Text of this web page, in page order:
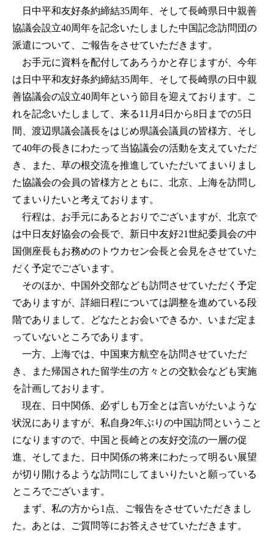
日中平和友好条約締結35周年、そして長崎県日中親善
協議会設立40周年を記念いたしました中国記念訪問団の
派遣について、ご報告をさせていただきます。
お手元に資料を配付してあろうかと存じますが、今年
は日中平和友好条約締結35周年、そして長崎県の日中親
善協議会の設立40周年という節目を迎えております。こ
れを記念いたしまして、来る11月4日から8日までの5日
間、渡辺県議会議長をはじめ県議会議員の皆様方、そし
て40年の長きにわたって当協議会の活動を支えていただ
き、また、草の根交流を推進していただいてまいりまし
た協議会の会員の皆様方とともに、北京、上海を訪問し
てまいりたいと考えております。
行程は、お手元にあるとおりでございますが、北京で
は中日友好協会の会長で、新日中友好21世紀委員会の中
国側座長もお務めのトウカセン会長と会見をさせていた
だく予定でございます。
そのほか、中国外交部なども訪問させていただく予定
でありますが、詳細日程については調整を進めている段
階でありまして、どなたとお会いできるか、いまだ定ま
っていないところであります。
一方、上海では、中国東方航空を訪問させていただ
き、また帰国された留学生の方々との交歓会なども実施
を計画しております。
現在、日中関係、必ずしも万全とは言いがたいような
状況にありますが、私自身2年ぶりの中国訪問ということ
になりますので、中国と長崎との友好交流の一層の促
進、そしてまた、日中関係の将来にわたって明るい展望
が切り開けるような訪問にしてまいりたいと願っている
ところでございます。
まず、私の方から1点、ご報告をさせていただきまし
た。あとは、ご質問等にお答えさせていただきます。